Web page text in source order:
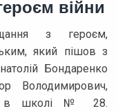
війни
з героєм,
який пішов з
Бондаренко
Володимирович,
в школі № 28.